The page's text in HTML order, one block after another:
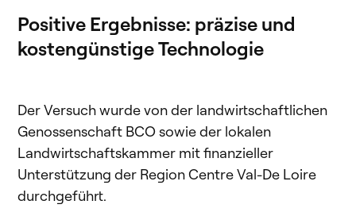
Positive Ergebnisse: präzise und
kostengünstige Technologie
Der Versuch wurde von der landwirtschaftlichen
Genossenschaft BCO sowie der lokalen
Landwirtschaftskammer mit finanzieller
Unterstützung der Region Centre Val-De Loire
durchgeführt.